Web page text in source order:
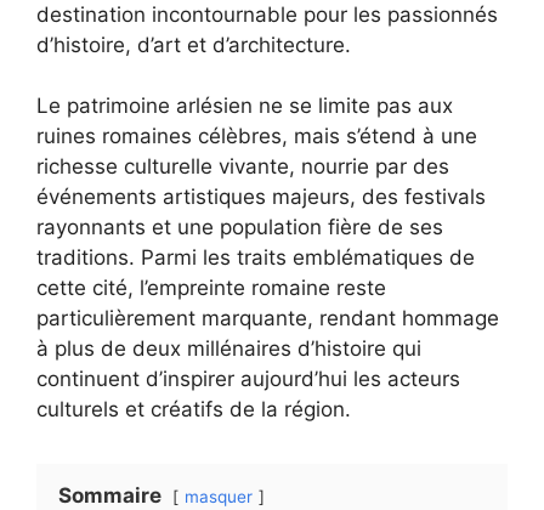
destination incontournable pour les passionnés
d’histoire, d’art et d’architecture.
Le patrimoine arlésien ne se limite pas aux
ruines romaines célèbres, mais s’étend à une
richesse culturelle vivante, nourrie par des
événements artistiques majeurs, des festivals
rayonnants et une population fière de ses
traditions. Parmi les traits emblématiques de
cette cité, l’empreinte romaine reste
particulièrement marquante, rendant hommage
à plus de deux millénaires d’histoire qui
continuent d’inspirer aujourd’hui les acteurs
culturels et créatifs de la région.
Sommaire masquer